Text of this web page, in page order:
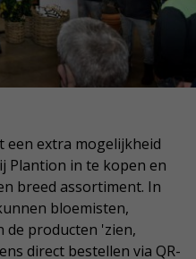
een extra mogelijkheid
Plantion in te kopen en
breed assortiment. In
bloemisten,
de producten 'zien,
direct bestellen via QR-